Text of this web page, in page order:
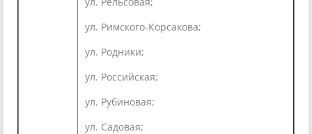
ул. Римского-Корсакова;
ул. Родники;
ул. Российская;
ул. Рубиновая;
ул. Садовая;